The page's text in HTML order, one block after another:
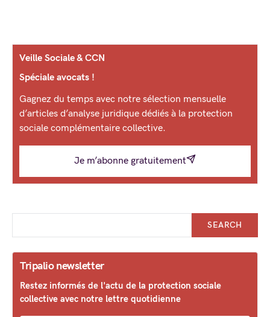
Veille Sociale & CCN
Spéciale avocats !
Gagnez du temps avec notre sélection mensuelle
d’articles d’analyse juridique dédiés à la protection
sociale complémentaire collective.
Je m’abonne gratuitement
SEARCH
Tripalio newsletter
Restez informés de l'actu de la protection sociale
collective avec notre lettre quotidienne